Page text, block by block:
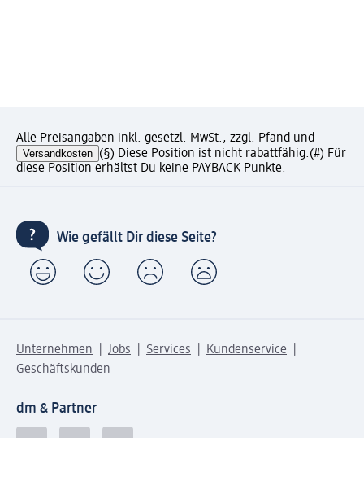
Alle Preisangaben inkl. gesetzl. MwSt., zzgl. Pfand und
Versandkosten (§) Diese Position ist nicht rabattfähig.(#) Für
diese Position erhältst Du keine PAYBACK Punkte.
Wie gefällt Dir diese Seite?
Unternehmen Jobs Services
Kundenservice
Geschäftskunden
dm & Partner